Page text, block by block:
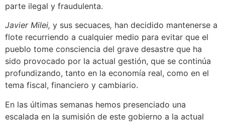
parte ilegal y fraudulenta.
Javier Milei, y sus secuaces, han decidido mantenerse a
flote recurriendo a cualquier medio para evitar que el
pueblo tome consciencia del grave desastre que ha
sido provocado por la actual gestión, que se continúa
profundizando, tanto en la economía real, como en el
tema fiscal, financiero y cambiario.
En las últimas semanas hemos presenciado una
escalada en la sumisión de este gobierno a la actual